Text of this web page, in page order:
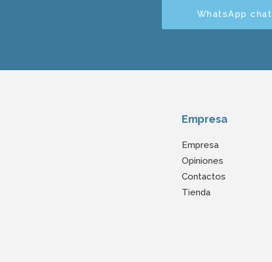
WhatsApp chat
Empresa
Empresa
Opiniones
Contactos
Tienda